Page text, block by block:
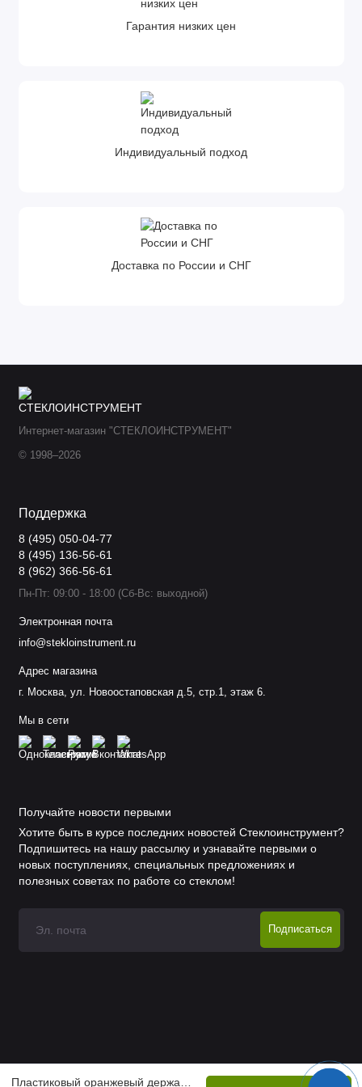
Гарантия низких цен
Индивидуальный подход
Доставка по России и СНГ
Интернет-магазин "СТЕКЛОИНСТРУМЕНТ"
© 1998–2026
Поддержка
8 (495) 050-04-77
8 (495) 136-56-61
8 (962) 366-56-61
Пн-Пт: 09:00 - 18:00 (Сб-Вс: выходной)
Электронная почта
info@stekloinstrument.ru
Адрес магазина
г. Москва, ул. Новоостаповская д.5, стр.1, этаж 6.
Мы в сети
Получайте новости первыми
Хотите быть в курсе последних новостей Стеклоинструмент?
Подпишитесь на нашу рассылку и узнавайте первыми о
новых поступлениях, специальных предложениях и
полезных советах по работе со стеклом!
Подписаться